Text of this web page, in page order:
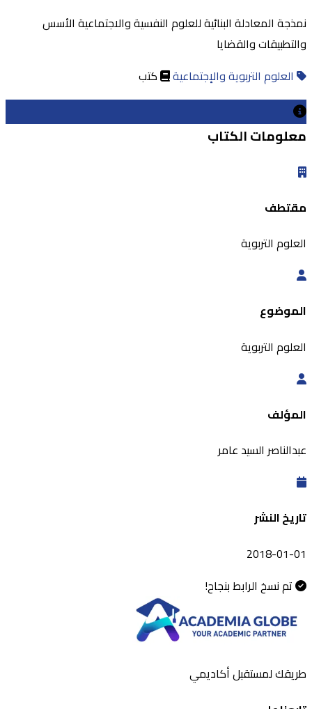
نمذجة المعادلة البنائية للعلوم النفسية والاجتماعية الأسس
والتطبيقات والقضايا
العلوم التربوية والإجتماعية
كتب
معلومات الكتاب
مقتطف
العلوم التربوية
الموضوع
العلوم التربوية
المؤلف
عبدالناصر السيد عامر
تاريخ النشر
2018-01-01
تم نسخ الرابط بنجاح!
طريقك لمستقبل أكاديمي